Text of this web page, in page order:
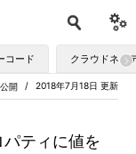
コード クラウドネイ
2018年7月18日 更新
開
ティに値を